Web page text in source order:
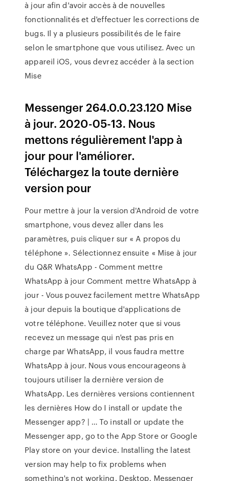
à jour afin d'avoir accès à de nouvelles
fonctionnalités et d'effectuer les corrections de
bugs. Il y a plusieurs possibilités de le faire
selon le smartphone que vous utilisez. Avec un
appareil iOS, vous devrez accéder à la section
Mise
Messenger 264.0.0.23.120 Mise
à jour. 2020-05-13. Nous
mettons régulièrement l'app à
jour pour l'améliorer.
Téléchargez la toute dernière
version pour
Pour mettre à jour la version d'Android de votre
smartphone, vous devez aller dans les
paramètres, puis cliquer sur « A propos du
téléphone ». Sélectionnez ensuite « Mise à jour
du Q&R WhatsApp - Comment mettre
WhatsApp à jour Comment mettre WhatsApp à
jour - Vous pouvez facilement mettre WhatsApp
à jour depuis la boutique d'applications de
votre téléphone. Veuillez noter que si vous
recevez un message qui n'est pas pris en
charge par WhatsApp, il vous faudra mettre
WhatsApp à jour. Nous vous encourageons à
toujours utiliser la dernière version de
WhatsApp. Les dernières versions contiennent
les dernières How do I install or update the
Messenger app? | … To install or update the
Messenger app, go to the App Store or Google
Play store on your device. Installing the latest
version may help to fix problems when
something's not working. Desktop. Messenger